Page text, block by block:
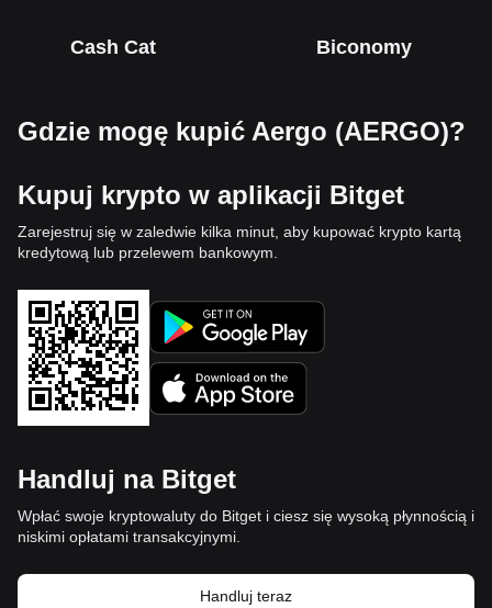
Cash Cat Biconomy
Gdzie mogę kupić Aergo (AERGO)?
Kupuj krypto w aplikacji Bitget
Zarejestruj się w zaledwie kilka minut, aby kupować krypto kartą
kredytową lub przelewem bankowym.
Handluj na Bitget
Wpłać swoje kryptowaluty do Bitget i ciesz się wysoką płynnością i
niskimi opłatami transakcyjnymi.
Handluj teraz